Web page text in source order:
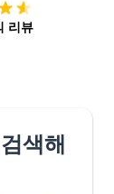
리뷰
색해